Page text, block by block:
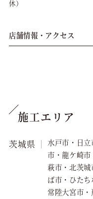
休）
店舗情報・アクセス
施工エリア
茨城県
水戸市・日
市・龍ケ崎
萩市・北茨
ば市・ひた
常陸大宮市・